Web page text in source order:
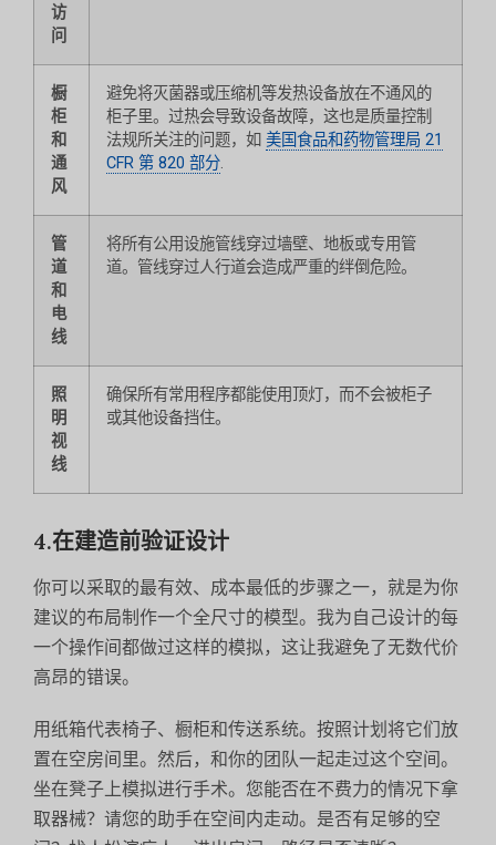
访
问
橱
柜
和
通
风
避免将灭菌器或压缩机等发热设备放在不通风的
柜子里。过热会导致设备故障，这也是质量控制
法规所关注的问题，如 美国食品和药物管理局 21
CFR 第 820 部分.
管
道
和
电
线
将所有公用设施管线穿过墙壁、地板或专用管
道。管线穿过人行道会造成严重的绊倒危险。
照
明
视
线
确保所有常用程序都能使用顶灯，而不会被柜子
或其他设备挡住。
4.在建造前验证设计
你可以采取的最有效、成本最低的步骤之一，就是为你
建议的布局制作一个全尺寸的模型。我为自己设计的每
一个操作间都做过这样的模拟，这让我避免了无数代价
高昂的错误。
用纸箱代表椅子、橱柜和传送系统。按照计划将它们放
置在空房间里。然后，和你的团队一起走过这个空间。
坐在凳子上模拟进行手术。您能否在不费力的情况下拿
取器械？请您的助手在空间内走动。是否有足够的空